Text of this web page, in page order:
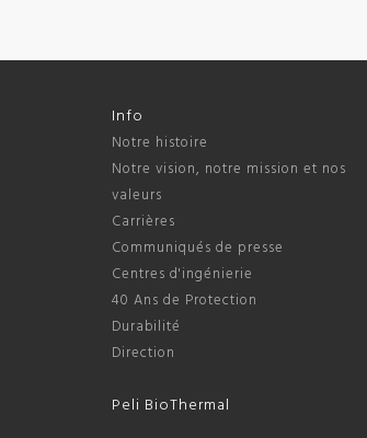
Info
Notre histoire
Notre vision, notre mission et nos
valeurs
Carrières
Communiqués de presse
Centres d'ingénierie
40 Ans de Protection
Durabilité
Direction
Peli BioThermal